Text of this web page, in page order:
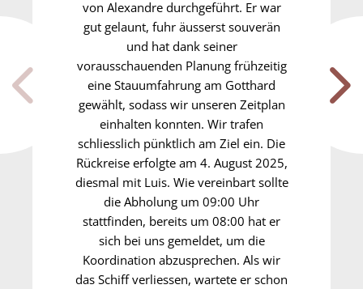
von Alexandre durchgeführt. Er war
gut gelaunt, fuhr äusserst souverän
und hat dank seiner
vorausschauenden Planung frühzeitig
eine Stauumfahrung am Gotthard
gewählt, sodass wir unseren Zeitplan
einhalten konnten. Wir trafen
schliesslich pünktlich am Ziel ein. Die
Rückreise erfolgte am 4. August 2025,
diesmal mit Luis. Wie vereinbart sollte
die Abholung um 09:00 Uhr
stattfinden, bereits um 08:00 hat er
sich bei uns gemeldet, um die
Koordination abzusprechen. Als wir
das Schiff verliessen, wartete er schon